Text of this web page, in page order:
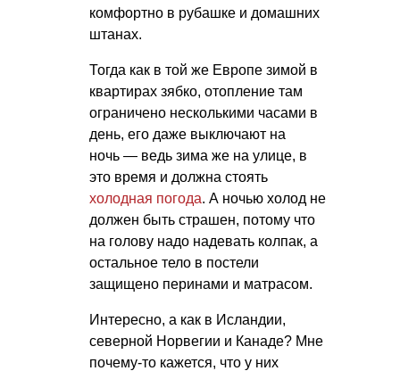
комфортно в рубашке и домашних
штанах.
Тогда как в той же Европе зимой в
квартирах зябко, отопление там
ограничено несколькими часами в
день, его даже выключают на
ночь — ведь зима же на улице, в
это время и должна стоять
холодная погода. А ночью холод не
должен быть страшен, потому что
на голову надо надевать колпак, а
остальное тело в постели
защищено перинами и матрасом.
Интересно, а как в Исландии,
северной Норвегии и Канаде? Мне
почему-то кажется, что у них